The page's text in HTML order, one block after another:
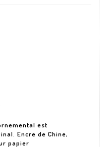
est
Encre de Chine,
papier